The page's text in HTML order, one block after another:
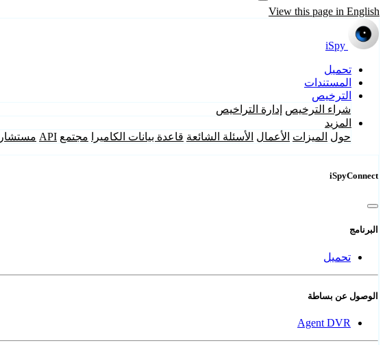
View this page in English
iSpy
تحميل
المستندات
الترخيص
شراء الترخيص إدارة التراخيص
المزيد
حول الميزات الأعمال الأسئلة الشائعة قاعدة بيانات الكاميرا مجتمع API مستشار
iSpyConnect
البرنامج
تحميل
الوصول عن بساطة
Agent DVR